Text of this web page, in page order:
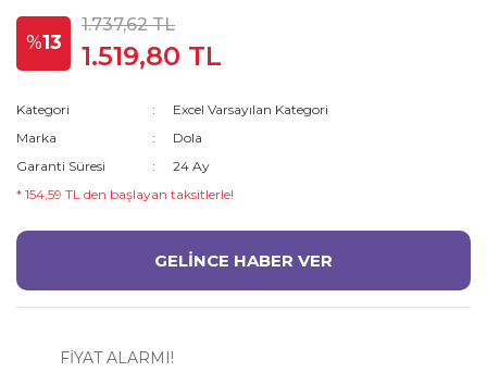
%13
1.737,62 TL
1.519,80 TL
Kategori
Excel Varsayılan Kategori
Marka
Dola
Garanti Süresi
24 Ay
* 154,59 TL den başlayan taksitlerle!
GELİNCE HABER VER
FİYAT ALARMI!